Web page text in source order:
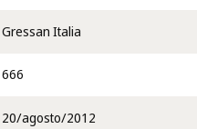
Gressan Italia
666
20/agosto/2012